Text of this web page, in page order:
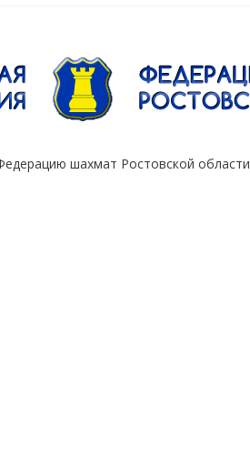
шахмат Ростовской области